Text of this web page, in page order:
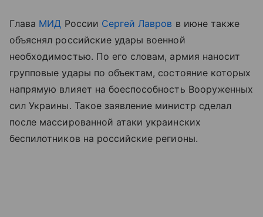
Глава МИД России Сергей Лавров в июне также
объяснял российские удары военной
необходимостью. По его словам, армия наносит
групповые удары по объектам, состояние которых
напрямую влияет на боеспособность Вооруженных
сил Украины. Такое заявление министр сделал
после массированной атаки украинских
беспилотников на российские регионы.